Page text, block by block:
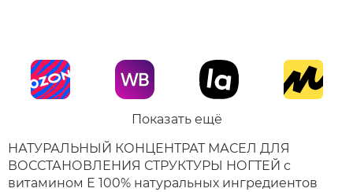
Показать ещё
НАТУРАЛЬНЫЙ КОНЦЕНТРАТ МАСЕЛ ДЛЯ
ВОССТАНОВЛЕНИЯ СТРУКТУРЫ НОГТЕЙ с
витамином Е 100% натуральных ингредиентов